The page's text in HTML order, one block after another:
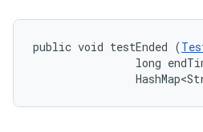
public void testEnded (
long